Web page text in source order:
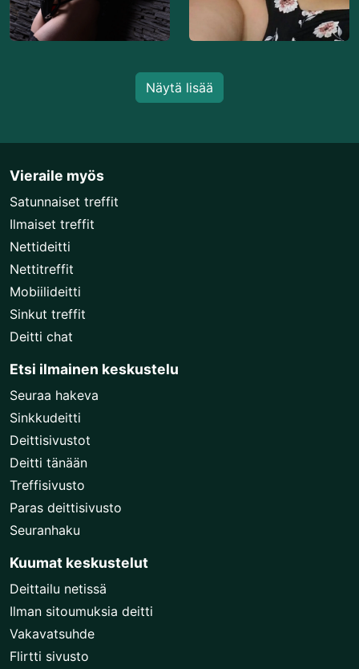
Näytä lisää
Vieraile myös
Satunnaiset treffit
Ilmaiset treffit
Nettideitti
Nettitreffit
Mobiilideitti
Sinkut treffit
Deitti chat
Etsi ilmainen keskustelu
Seuraa hakeva
Sinkkudeitti
Deittisivustot
Deitti tänään
Treffisivusto
Paras deittisivusto
Seuranhaku
Kuumat keskustelut
Deittailu netissä
Ilman sitoumuksia deitti
Vakavatsuhde
Flirtti sivusto